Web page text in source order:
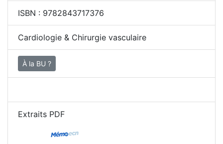
ISBN : 9782843717376
Cardiologie & Chirurgie vasculaire
À la BU ?
Extraits PDF